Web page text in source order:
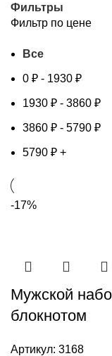
Фильтры
Фильтр по цене
Все
0 ₽ - 1930 ₽
1930 ₽ - 3860 ₽
3860 ₽ - 5790 ₽
5790 ₽ +
-17%
Мужской
блокнотом
Артикул: 3168